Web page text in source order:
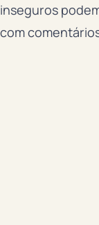
inseguros
com